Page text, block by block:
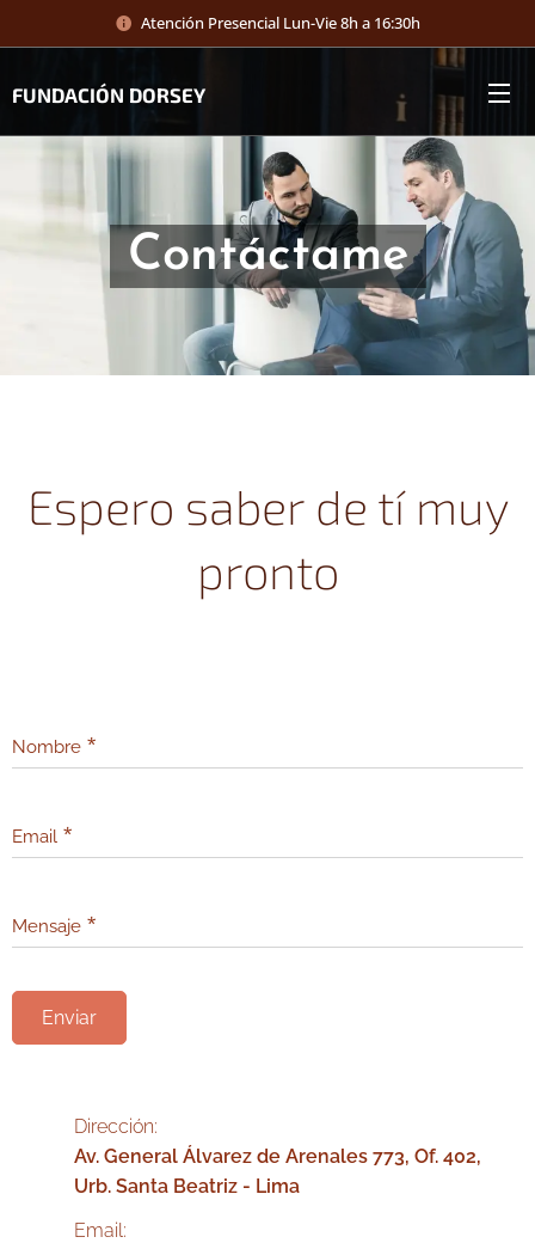
Atención Presencial Lun-Vie 8h a 16:30h
FUNDACIÓN DORSEY
Contáctame
Espero saber de tí muy
pronto
Nombre
Email
Mensaje
Enviar
Dirección:
Av. General Álvarez de Arenales 773, Of. 402,
Urb. Santa Beatriz - Lima
Email: